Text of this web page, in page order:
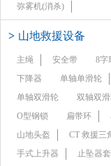
弥雾机(消杀)
> 山地救援设备
主绳 安全带
8字
下降器
单轴单滑轮
单轴双滑轮
双轴双
O型钢锁
扁带环
山地头盔
CT 救援三
手式上升器
止坠器